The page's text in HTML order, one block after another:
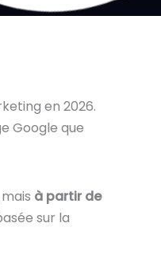
en 2026.
Google que
à partir de
sur la